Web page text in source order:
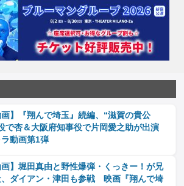
画】『翔んで埼玉』続編、“滋賀の貴公
で杏＆大阪府知事役で片岡愛之助が出演
ラ動画第1弾
画】堀田真由と野性爆弾・くっきー！が兄
、ダイアン・津田も参戦 映画『翔んで埼